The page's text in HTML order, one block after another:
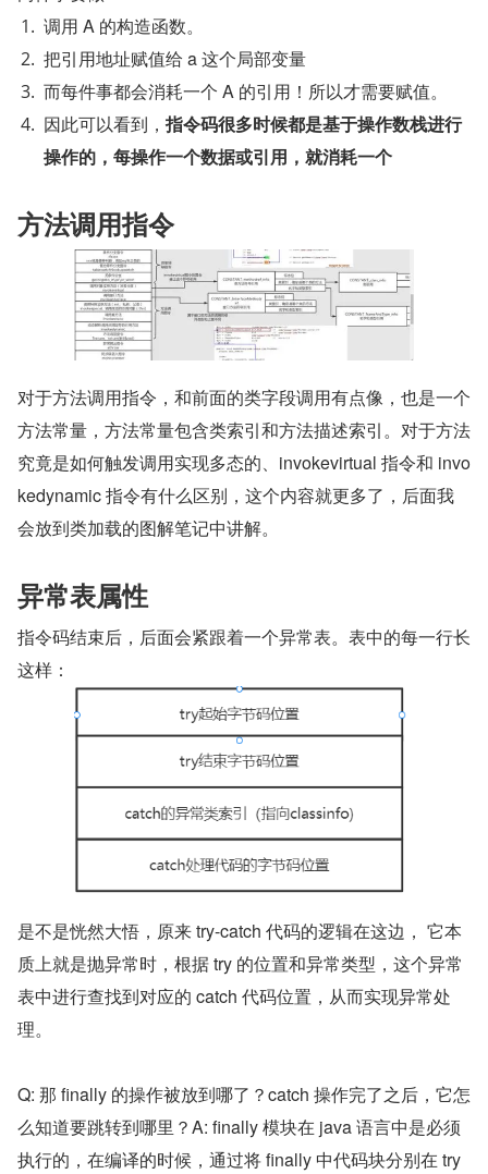
调用 A 的构造函数。
把引用地址赋值给 a 这个局部变量
而每件事都会消耗一个 A 的引用！所以才需要赋值。
因此可以看到， 指令码很多时候都是基于操作数栈进行
操作的，每操作一个数据或引用，就消耗一个
方法调用指令
对于方法调用指令，和前面的类字段调用有点像，也是一个
方法常量，方法常量包含类索引和方法描述索引。对于方法
究竟是如何触发调用实现多态的、invokevirtual 指令和 invo
kedynamic 指令有什么区别，这个内容就更多了，后面我
会放到类加载的图解笔记中讲解。
异常表属性
指令码结束后，后面会紧跟着一个异常表。表中的每一行长
这样：
是不是恍然大悟，原来 try-catch 代码的逻辑在这边， 它本
质上就是抛异常时，根据 try 的位置和异常类型，这个异常
表中进行查找到对应的 catch 代码位置，从而实现异常处
理。
Q: 那 finally 的操作被放到哪了？catch 操作完了之后，它怎
么知道要跳转到哪里？A: finally 模块在 java 语言中是必须
执行的，在编译的时候，通过将 finally 中代码块分别在 try